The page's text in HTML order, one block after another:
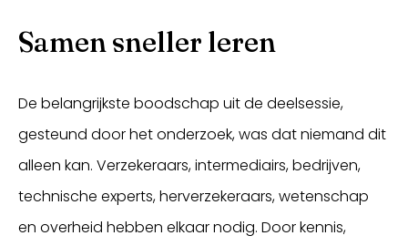
Samen sneller leren
De belangrijkste boodschap uit de deelsessie,
gesteund door het onderzoek, was dat niemand dit
alleen kan. Verzekeraars, intermediairs, bedrijven,
technische experts, herverzekeraars, wetenschap
en overheid hebben elkaar nodig. Door kennis,